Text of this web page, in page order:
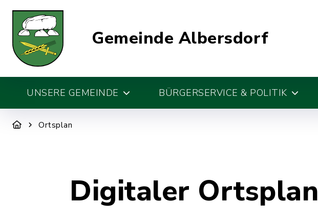
Gemeinde Albersdorf
UNSERE GEMEINDE BÜRGERSERVICE & POLITIK
Ortsplan
Digitaler Ortsplan